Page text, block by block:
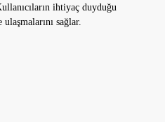
ihtiyaç duyduğu
sağlar.